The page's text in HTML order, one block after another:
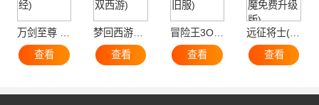
查看
查看
冒险王3OL(0.1折怀旧服)
查看
查看